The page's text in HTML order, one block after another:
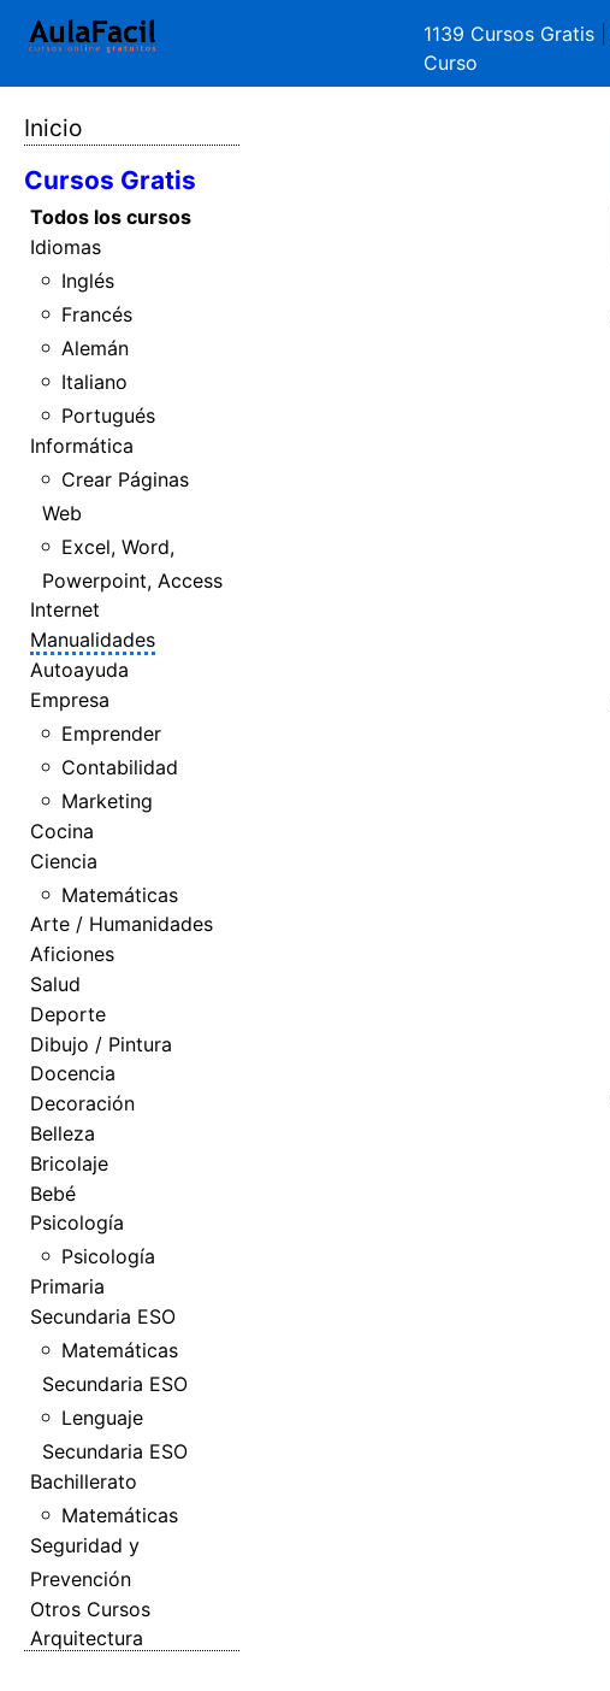
1139 Cursos Gratis
Curso
Inicio
Cursos Gratis
Todos los cursos
Idiomas
Inglés
Francés
Alemán
Italiano
Portugués
Informática
Crear Páginas
Web
Excel, Word,
Powerpoint, Access
Internet
Manualidades
Autoayuda
Empresa
Emprender
Contabilidad
Marketing
Cocina
Ciencia
Matemáticas
Arte / Humanidades
Aficiones
Salud
Deporte
Dibujo / Pintura
Docencia
Decoración
Belleza
Bricolaje
Bebé
Psicología
Psicología
Primaria
Secundaria ESO
Matemáticas
Secundaria ESO
Lenguaje
Secundaria ESO
Bachillerato
Matemáticas
Seguridad y
Prevención
Otros Cursos
Arquitectura